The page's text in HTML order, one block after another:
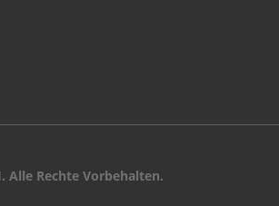
Alle Rechte Vorbehalten.